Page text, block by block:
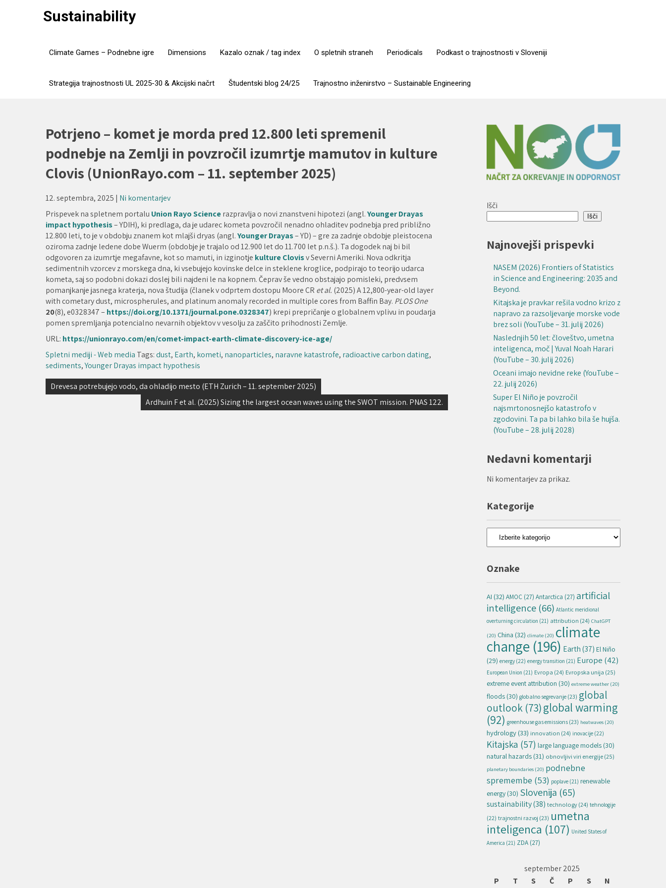
Sustainability
Climate Games – Podnebne igre Dimensions Kazalo oznak / tag index O spletnih straneh Periodicals Podkast o trajnostnosti v Sloveniji
Strategija trajnostnosti UL 2025-30 & Akcijski načrt Študentski blog 24/25 Trajnostno inženirstvo – Sustainable Engineering
Potrjeno – komet je morda pred 12.800 leti spremenil
podnebje na Zemlji in povzročil izumrtje mamutov in kulture
Clovis (UnionRayo.com – 11. september 2025)
12. septembra, 2025 | Ni komentarjev
Prispevek na spletnem portalu Union Rayo Sciencerazpravlja o novi znanstveni hipotezi (angl.Younger Drayas
impact hypothesis– YDIH), ki predlaga, da je udarec kometa povzročil nenadno ohladitev podnebja pred približno
12.800 leti, to je v obdobju znanem kot mlajši dryas (angl.Younger Drayas– YD) – gre za zadnje obdobje pleistocena
oziroma zadnje ledene dobe Wuerm (obdobje je trajalo od 12.900 let do 11.700 let p.n.š.). Ta dogodek naj bi bil
odgovoren za izumrtje megafavne, kot so mamuti, in izginotje kulture Clovisv Severni Ameriki. Nova odkritja
sedimentnih vzorcev z morskega dna, ki vsebujejo kovinske delce in steklene kroglice, podpirajo to teorijo udarca
kometa, saj so podobni dokazi doslej bili najdeni le na kopnem. Čeprav še vedno obstajajo pomisleki, predvsem
pomanjkanje jasnega kraterja, nova študija (članek v odprtem dostopu Moore CR et al. (2025) A 12,800-year-old layer
with cometary dust, microspherules, and platinum anomaly recorded in multiple cores from Baffin Bay. PLOS One
20(8), e0328347 – https://doi.org/10.1371/journal.pone.0328347) krepi prepričanje o globalnem vplivu in poudarja
pomen spremljanja potencialno nevarnih objektov v vesolju za zaščito prihodnosti Zemlje.
URL: https://unionrayo.com/en/comet-impact-earth-climate-discovery-ice-age/
Spletni mediji - Web media Tags:dust, Earth, kometi, nanoparticles, naravne katastrofe, radioactive carbon dating,
sediments,Younger Drayas impact hypothesis
Navigacija
Drevesa potrebujejo vodo, da ohladijo mesto (ETH Zurich – 11. september 2025)
Ardhuin F et al. (2025) Sizing the largest ocean waves using the SWOT mission. PNAS 122.
Išči
Išči
Najnovejši prispevki
NASEM (2026) Frontiers of Statistics
in Science and Engineering: 2035 and
Beyond.
Kitajska je pravkar rešila vodno krizo z
napravo za razsoljevanje morske vode
brez soli (YouTube – 31. julij 2026)
Naslednjih 50 let: človeštvo, umetna
inteligenca, moč | Yuval Noah Harari
(YouTube – 30. julij 2026)
Oceani imajo nevidne reke (YouTube –
22. julij 2026)
Super El Niño je povzročil
najsmrtonosnejšo katastrofo v
zgodovini. Ta pa bi lahko bila še hujša.
(YouTube – 28. julij 2028)
Nedavni komentarji
Ni komentarjev za prikaz.
Kategorije
Kategorije
Oznake
AI (32) AMOC (27) Antarctica (27) artificial
intelligence (66) Atlantic meridional
overturning circulation (21) attribution (24) ChatGPT
(20) China (32) climate (20) climate
change (196) Earth (37) El Niño
(29) energy (22) energy transition (21) Europe (42)
European Union (21) Evropa (24) Evropska unija (25)
extreme event attribution (30) extreme weather (20)
floods (30) globalno segrevanje (23) global
outlook (73)global warming
(92) greenhouse gas emissions (23) heatwaves (20)
hydrology(33) innovation (24) inovacije (22)
Kitajska (57) large language models (30)
natural hazards (31) obnovljivi viri energije(25)
planetary boundaries (20) podnebne
spremembe (53) poplave (21) renewable
energy (30) Slovenija (65)
sustainability(38) technology(24) tehnologije
(22) trajnostni razvoj (23) umetna
inteligenca (107) United States of
America (21) ZDA (27)
september 2025
P
T S Č P S N